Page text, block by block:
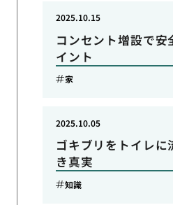
コンセント増設で安
イント
2025.10.15
家
ゴキブリをトイレに
き真実
2025.10.05
知識